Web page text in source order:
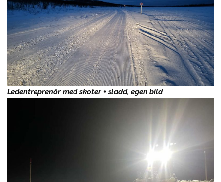
Ledentreprenör med skoter + sladd, egen bild